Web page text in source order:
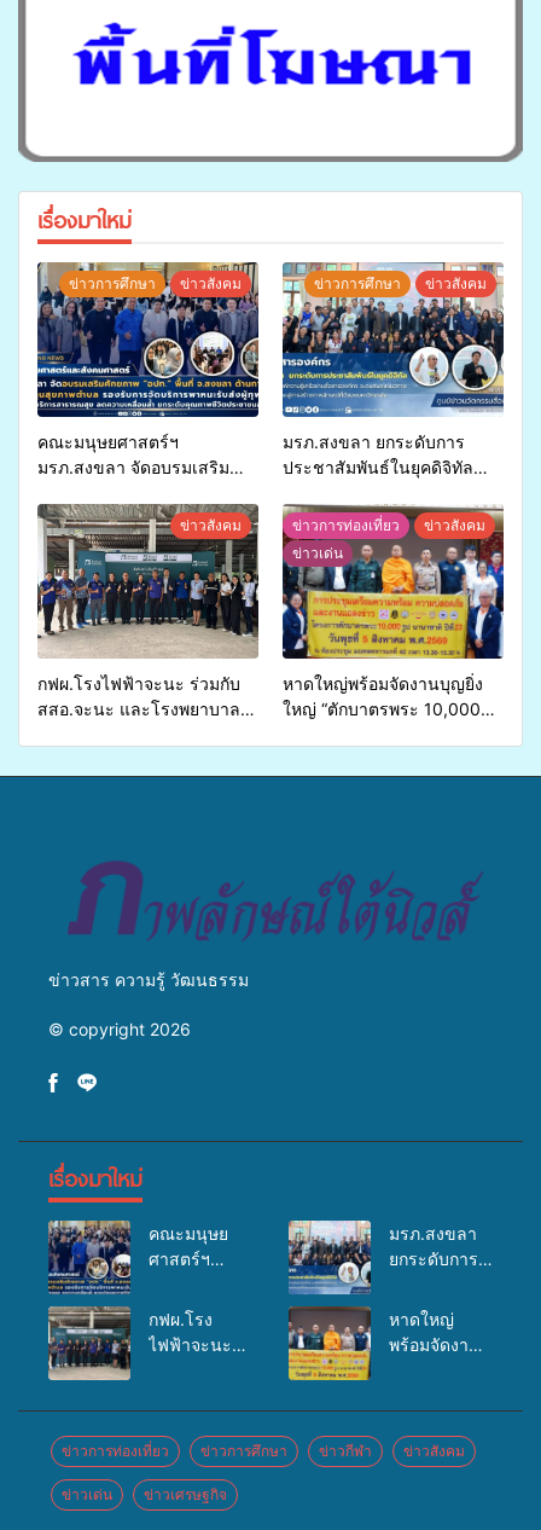
เรื่องมาใหม่
ข่าวการศึกษา ข่าวสังคม
คณะมนุษยศาสตร์ฯ
มรภ.สงขลา จัดอบรมเสริม
จ่ายงบกองทุนสุขภาพตำบล
รองรับการจัดบริการพาหนะรับ
ส่งผู้ทุพพลภาพเพื่อเข้ารับ
บริการสาธารณสุข ลดความ
เหลื่อมล้ำ ยกระดับคุณภาพ
ชีวิตประชาชนอย่างยั่งยืน
ข่าวการศึกษา ข่าวสังคม
มรภ.สงขลา ยกระดับการ
ประชาสัมพันธ์ในยุคดิจิทัล
ข่ายสื่อสารองค์กร ระดมสมอง
วางแนวทางการทำงาน ปูทาง
สู่การสร้างภาพลักษณ์ที่ดีของ
มหาวิทยาลัย
ข่าวสังคม
กฟผ.โรงไฟฟ้าจะนะ ร่วมกับ
สสอ.จะนะ และโรงพยาบาล
ข่าวการท่องเที่ยว
ข่าวสังคม
ข่าวเด่น
หาดใหญ่พร้อมจัดงานบุญยิ่ง
ใหญ่ “ตักบาตรพระ 10,000
ข่าวสาร ความรู้ วัฒนธรรม
© copyright 2026
เรื่องมาใหม่
คณะมนุษย
ศาสตร์ฯ
จัดอบรมเสริม
ศักยภาพ
กองทุน
สุขภาพตำบล
รองรับการจัด
บริการพาหนะ
รับส่งผู้
มรภ.สงขลา
ยกระดับการ
ในยุคดิจิทัล
เปิดเวทีเสริม
สื่อสารองค์กร
ระดมสมอง
วางแนวทาง
กฟผ.โรง
ไฟฟ้าจะนะ
พยาบาลศิคริ
นทร์ หาดใหญ่
จัดกิจกรรม
หาดใหญ่
พร้อมจัดงาน
นานาชาติ
เพื่อแม่…เพื่อ
ข่าวการท่องเที่ยว ข่าวการศึกษา ข่าวกีฬา ข่าวสังคม
ข่าวเด่น ข่าวเศรษฐกิจ